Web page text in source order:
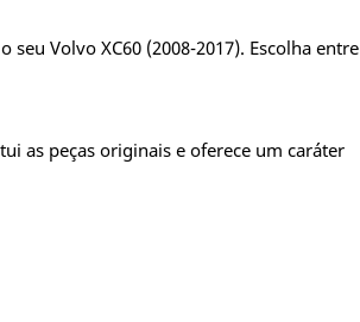
Volvo XC60 (2008-2017). Escolha entre
as peças originais e oferece um caráter